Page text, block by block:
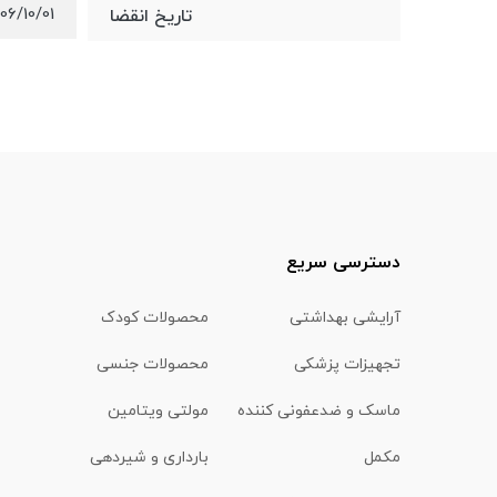
تاریخ انقضا 10/01
دسترسی سریع
آرایشی بهداشتی محصولات کودک
تجهیزات پزشکی محصولات جنسی
ماسک و ضدعفونی کننده مولتی ویتامین
مکمل بارداری و شیردهی